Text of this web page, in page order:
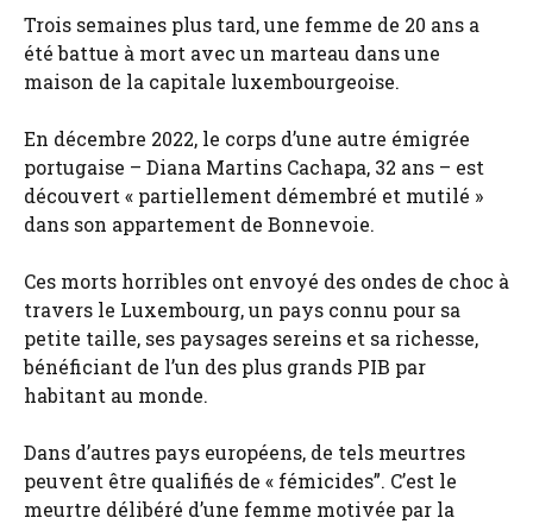
Trois semaines plus tard, une femme de 20 ans a
été battue à mort avec un marteau dans une
maison de la capitale luxembourgeoise.
En décembre 2022, le corps d’une autre émigrée
portugaise – Diana Martins Cachapa, 32 ans – est
découvert « partiellement démembré et mutilé »
dans son appartement de Bonnevoie.
Ces morts horribles ont envoyé des ondes de choc à
travers le Luxembourg, un pays connu pour sa
petite taille, ses paysages sereins et sa richesse,
bénéficiant de l’un des plus grands PIB par
habitant au monde.
Dans d’autres pays européens, de tels meurtres
peuvent être qualifiés de « fémicides”. C’est le
meurtre délibéré d’une femme motivée par la